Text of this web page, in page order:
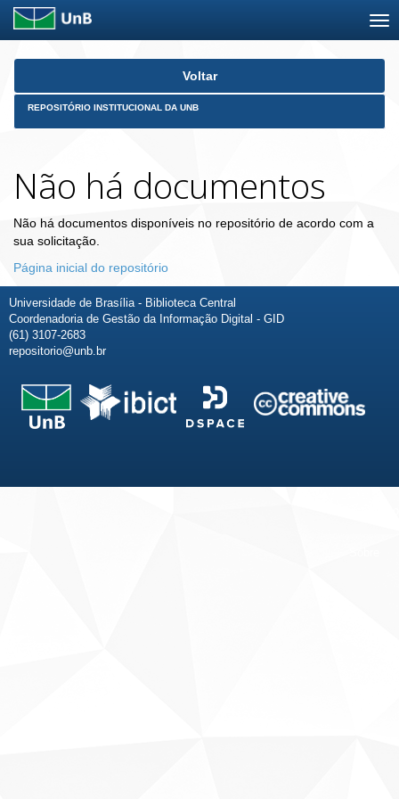
Skip
Voltar
REPOSITÓRIO INSTITUCIONAL DA UNB
Não há documentos
Não há documentos disponíveis no repositório de acordo com a
sua solicitação.
Página inicial do repositório
Universidade de Brasília - Biblioteca Central
Coordenadoria de Gestão da Informação Digital - GID
(61) 3107-2683
repositorio@unb.br